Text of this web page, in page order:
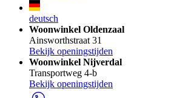
deutsch
Woonwinkel Oldenzaal
Ainsworthstraat 31
Bekijk openingstijden
Woonwinkel Nijverdal
Transportweg 4-b
Bekijk openingstijden